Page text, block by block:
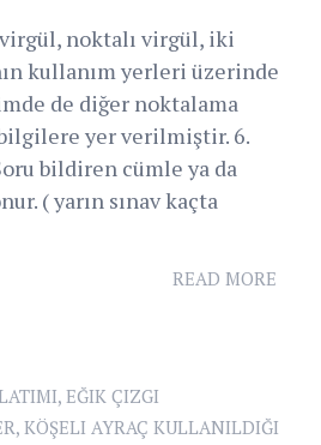
noktalı virgül, iki
kullanım yerleri üzerinde
de diğer noktalama
yer verilmiştir. 6.
bildiren cümle ya da
( yarın sınav kaçta
READ MORE
, EĞIK ÇIZGI
, KÖŞELI AYRAÇ KULLANILDIĞI